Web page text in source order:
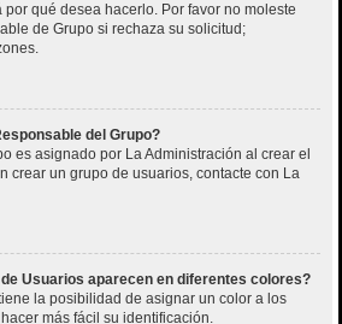
qué desea hacerlo. Por favor no moleste
de Grupo si rechaza su solicitud;
del Grupo?
es asignado por La Administración al crear el
crear un grupo de usuarios, contacte con La
Usuarios aparecen en diferentes colores?
la posibilidad de asignar un color a los
más fácil su identificación.